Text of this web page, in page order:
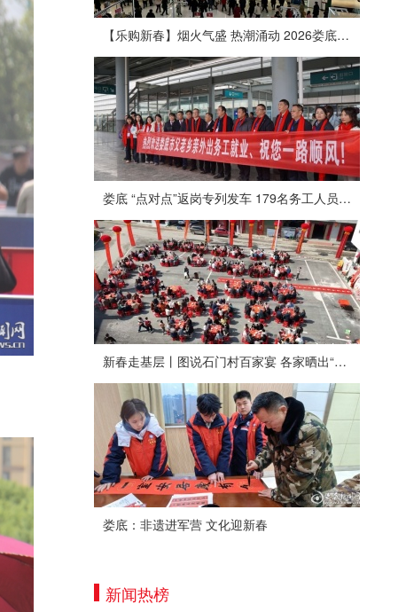
【乐购新春】烟火气盛 热潮涌动 2026娄底春节消费市场喜迎“开门红”
娄底 “点对点”返岗专列发车 179名务工人员免费赴沪
新春走基层丨图说石门村百家宴 各家晒出“拿手菜”
娄底：非遗进军营 文化迎新春
新闻热榜